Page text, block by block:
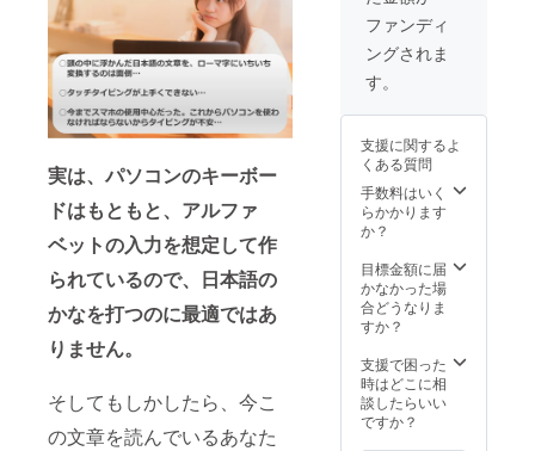
実は、パソコンのキーボー
ドはもともと、アルファ
ベットの入力を想定して作
られているので、日本語の
かなを打つのに最適ではあ
りません。
そしてもしかしたら、今こ
の文章を読んでいるあなた
ファンディ
ングされま
す。
支援に関するよ
くある質問
手数料はいく
らかかります
か？
目標金額に届
かなかった場
合どうなりま
すか？
支援で困った
時はどこに相
談したらいい
ですか？